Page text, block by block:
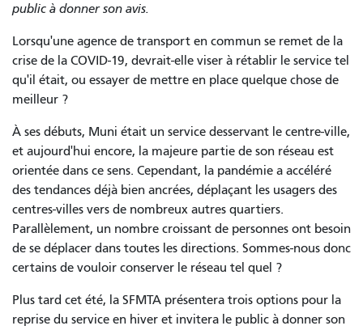
public à donner son avis.
Lorsqu'une agence de transport en commun se remet de la
crise de la COVID-19, devrait-elle viser à rétablir le service tel
qu'il était, ou essayer de mettre en place quelque chose de
meilleur ?
À ses débuts, Muni était un service desservant le centre-ville,
et aujourd'hui encore, la majeure partie de son réseau est
orientée dans ce sens. Cependant, la pandémie a accéléré
des tendances déjà bien ancrées, déplaçant les usagers des
centres-villes vers de nombreux autres quartiers.
Parallèlement, un nombre croissant de personnes ont besoin
de se déplacer dans toutes les directions. Sommes-nous donc
certains de vouloir conserver le réseau tel quel ?
Plus tard cet été, la SFMTA présentera trois options pour la
reprise du service en hiver et invitera le public à donner son